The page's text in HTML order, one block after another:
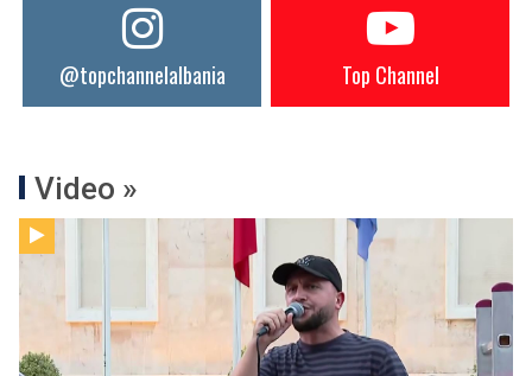
@topchannelalbania Top Channel
Video »